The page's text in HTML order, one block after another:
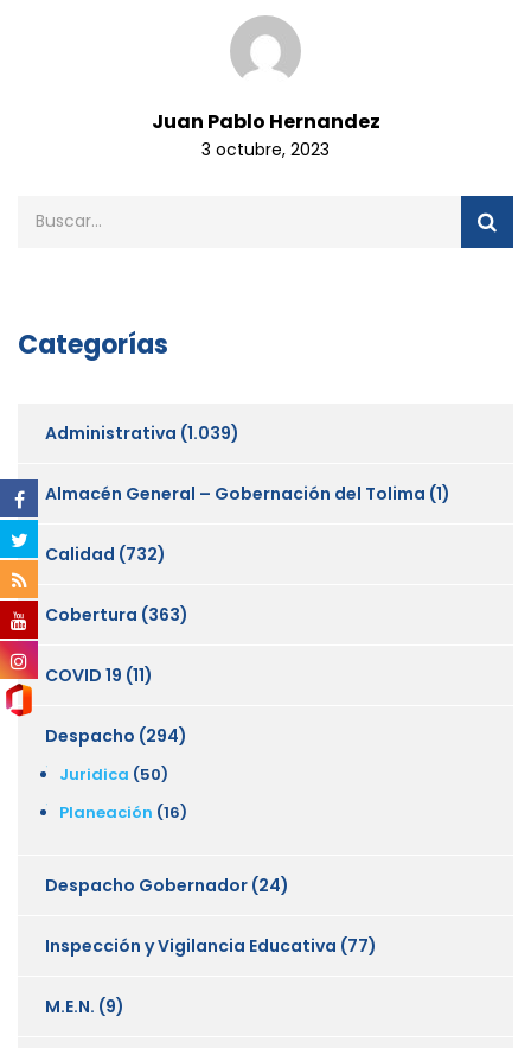
Juan Pablo Hernandez
3 octubre, 2023
Categorías
Administrativa (1.039)
Almacén General – Gobernación del Tolima (1)
Calidad (732)
Cobertura (363)
COVID 19 (11)
Despacho (294)
Juridica (50)
Planeación (16)
Despacho Gobernador (24)
Inspección y Vigilancia Educativa (77)
M.E.N. (9)